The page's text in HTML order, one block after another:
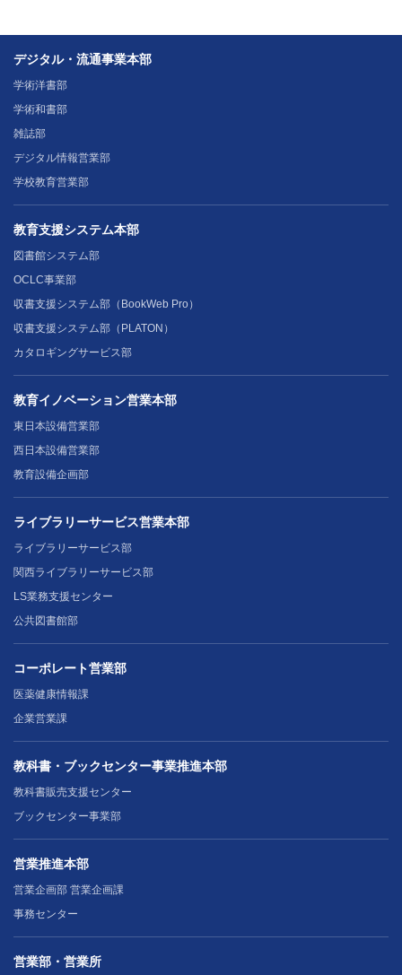
デジタル・流通事業本部
学術洋書部
学術和書部
雑誌部
デジタル情報営業部
学校教育営業部
教育支援システム本部
図書館システム部
OCLC事業部
収書支援システム部（BookWeb Pro）
収書支援システム部（PLATON）
カタロギングサービス部
教育イノベーション営業本部
東日本設備営業部
西日本設備営業部
教育設備企画部
ライブラリーサービス営業本部
ライブラリーサービス部
関西ライブラリーサービス部
LS業務支援センター
公共図書館部
コーポレート営業部
医薬健康情報課
企業営業課
教科書・ブックセンター事業推進本部
教科書販売支援センター
ブックセンター事業部
営業推進本部
営業企画部 営業企画課
事務センター
営業部・営業所